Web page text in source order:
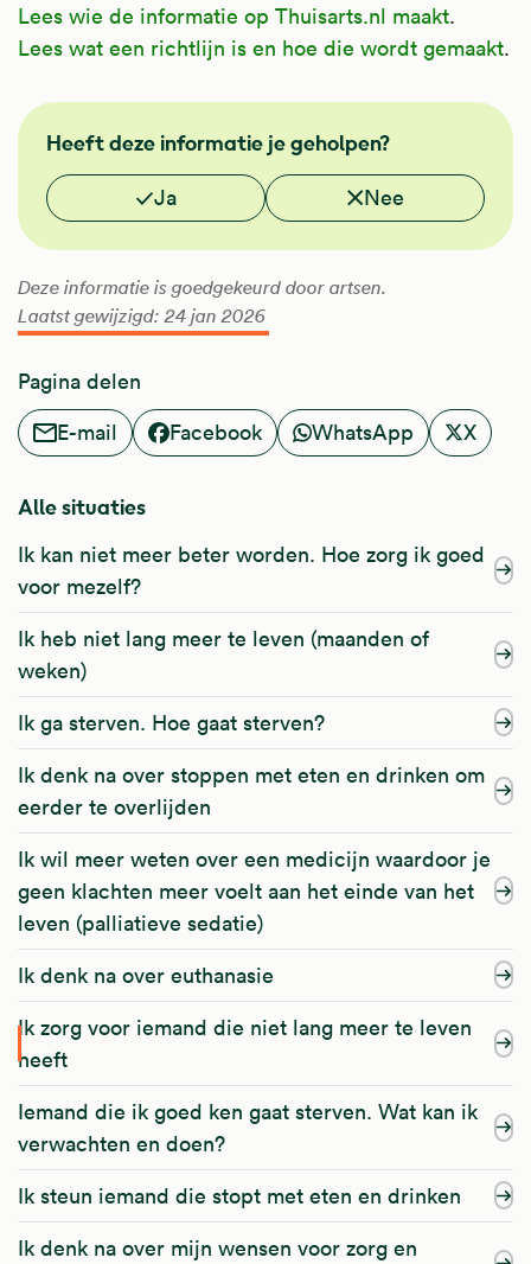
Lees wie de informatie op Thuisarts.nl maakt.
Lees wat een richtlijn is en hoe die wordt gemaakt.
FMS
NHGHeeft deze informatie je geholpen?
Vond je deze informatie nuttig?
Ja Nee
Deze informatie is goedgekeurd door artsen.
Laatst gewijzigd: 24 jan 2026
Pagina delen
E-mail
Facebook WhatsApp X
Alle situaties
Ik kan niet meer beter worden. Hoe zorg ik goed
voor mezelf?
Ik heb niet lang meer te leven (maanden of
weken)
Ik ga sterven. Hoe gaat sterven?
Ik denk na over stoppen met eten en drinken om
eerder te overlijden
Ik wil meer weten over een medicijn waardoor je
geen klachten meer voelt aan het einde van het
leven (palliatieve sedatie)
Ik denk na over euthanasie
Ik zorg voor iemand die niet lang meer te leven
heeft
Iemand die ik goed ken gaat sterven. Wat kan ik
verwachten en doen?
Ik steun iemand die stopt met eten en drinken
Ik denk na over mijn wensen voor zorg en